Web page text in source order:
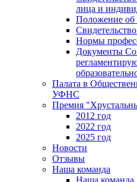
лица и
Положение об
Нормы
Документы
Палата в
УФНС
Премия
2012 год
2022 год
2025 год
Новости
Отзывы
Наша команда
Наша команда